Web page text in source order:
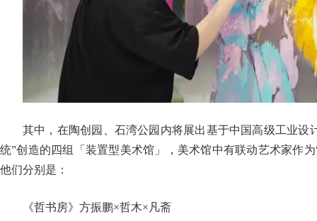
其中，在陶创园、石湾公园内将展出基于中国高级工业
统”创造的四组「装置型美术馆」，美术馆中有联动艺术家作
他们分别是：
《哲书房》方振鹏×哲木×凡斋